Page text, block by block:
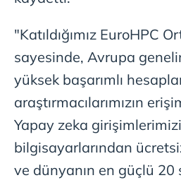
"Katıldığımız EuroHPC
sayesinde, Avrupa
yüksek başarımlı
araştırmacılarımızın
Yapay zeka
bilgisayarlarından
ve dünyanın en güçlü 20